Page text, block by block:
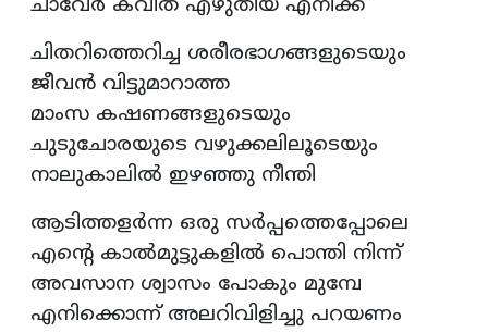
ചാവേർ കവിത എഴുതിയ എനിക്ക്
ചിതറിത്തെറിച്ച ശരീരഭാഗങ്ങളുടെയും
ജീവൻ വിട്ടുമാറാത്ത
മാംസ കഷണങ്ങളുടെയും
ചുടുചോരയുടെ വഴുക്കലിലൂടെയും
നാലുകാലിൽ ഇഴഞ്ഞു നീന്തി
ആടിത്തളർന്ന ഒരു സർപ്പത്തെപ്പോലെ
എന്റെ കാൽമുട്ടുകളിൽ പൊന്തി നിന്ന്
അവസാന ശ്വാസം പോകും മുമ്പേ
എനിക്കൊന്ന് അലറിവിളിച്ചു പറയണം